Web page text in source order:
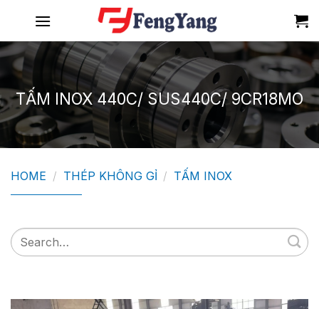
content
TẤM INOX 440C/ SUS440C/ 9CR18MO
HOME / THÉP KHÔNG GỈ / TẤM INOX
Search
for: